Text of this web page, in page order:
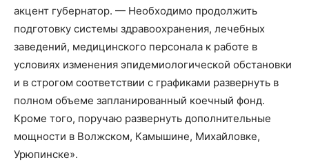
акцент губернатор. — Необходимо продолжить
подготовку системы здравоохранения, лечебных
заведений, медицинского персонала к работе в
условиях изменения эпидемиологической обстановки
и в строгом соответствии с графиками развернуть в
полном объеме запланированный коечный фонд.
Кроме того, поручаю развернуть дополнительные
мощности в Волжском, Камышине, Михайловке,
Урюпинске».